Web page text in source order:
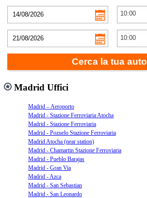
Cerca la tua auto
Madrid Uffici
Madrid – Aeroporto
Madrid - Stazione Ferroviaria Atocha
Madrid - Stazione Ferroviaria
Madrid - Pozuelo Stazione Ferroviaria
Madrid Atocha (near station)
Madrid - Chamartin Stazione Ferroviaria
Madrid - Pueblo Barajas
Madrid - Gran Via
Madrid - Azca
Madrid - San Sebastian
Madrid - San Leonardo